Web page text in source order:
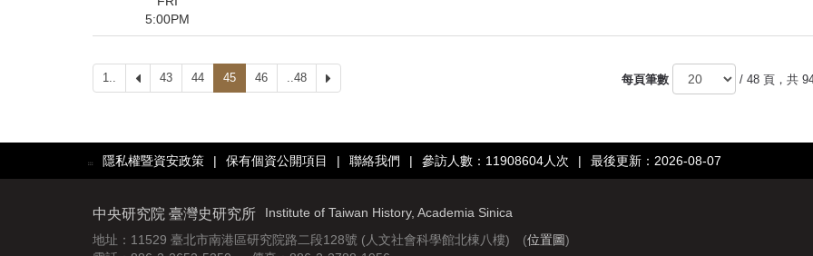
5:00PM
1..
上
一
43 44 45 46 ..48
一
每頁筆數 / 48 頁，共
::: 隱私權暨資安政策 | 保有個資公開項目 | 聯絡我們 | 參訪人數：11908604人次 | 最後更新：2026-08-07
中央研究院 臺灣史研究所
Institute of Taiwan History, Academia Sinica
地址：11529 臺北市南港區研究院路二段128號 (人文社會科學館北棟八樓) (位置圖)